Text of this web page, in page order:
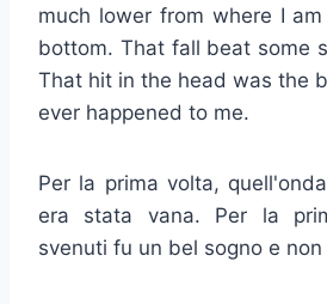
much lower from where I am
bottom. That fall beat some
That hit in the head was the
ever happened to me.
Per la prima volta,
era stata vana. Per la
svenuti fu un bel sogno e